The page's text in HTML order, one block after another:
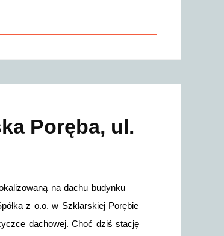
Poręba, ul.
na dachu budynku
z o.o. w Szklarskiej Porębie
dachowej. Choć dziś stację